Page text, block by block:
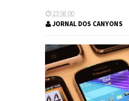
23:58:00
JORNAL DOS CANYONS